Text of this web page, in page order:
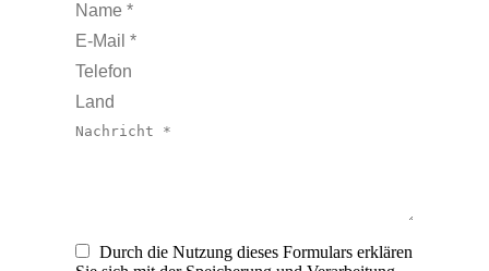
Name *
E-Mail *
Telefon
Land
Nachricht *
Durch die Nutzung dieses Formulars erklären